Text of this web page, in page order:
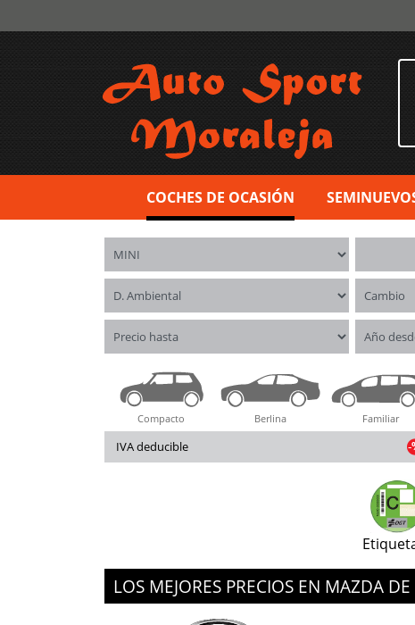
COCHES DE OCASIÓN
Marca
Distintivo ambiental Cambio
Precio hasta Año desde
Compacto Berlina Familiar
IVA deducible
LOS MEJORES PRECIOS EN MAZDA